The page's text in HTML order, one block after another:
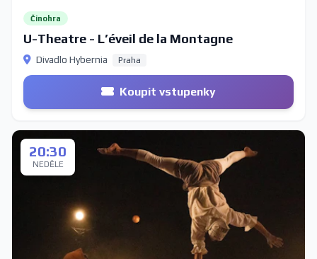
Činohra
U-Theatre - L’éveil de la Montagne
Divadlo Hybernia Praha
Koupit vstupenky
20:30
NEDĚLE